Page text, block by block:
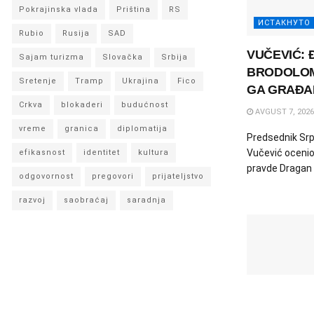
ИСТАКНУТО
VUČEVIĆ:
GA
AVGUST 7, 2026
Predsednik
Vučević
pravde Dragan
Pokrajinska vlada Priština RS
Rubio Rusija SAD
Sajam turizma Slovačka Srbija
Sretenje Tramp Ukrajina Fico
Crkva blokaderi budućnost
vreme granica diplomatija
efikasnost identitet kultura
odgovornost pregovori prijateljstvo
razvoj saobraćaj saradnja